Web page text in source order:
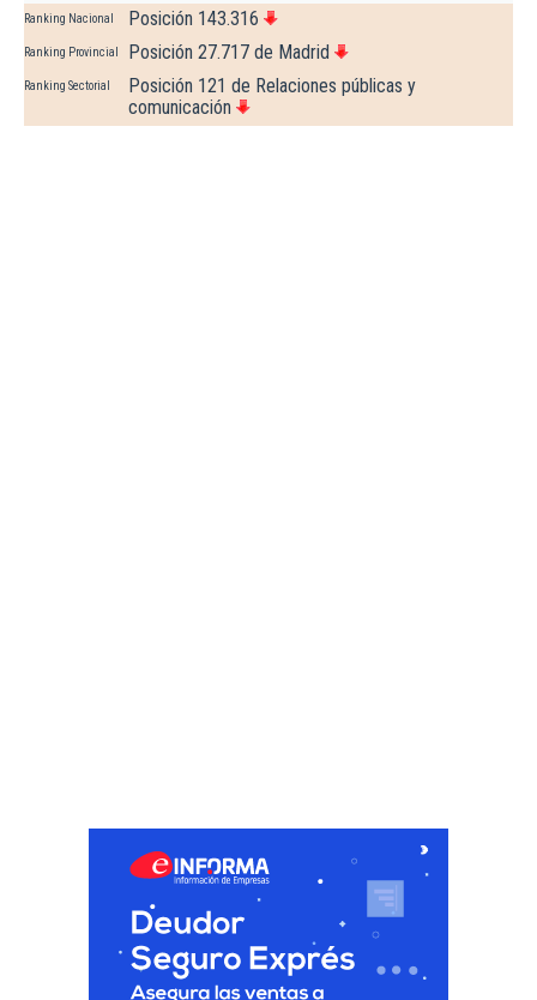
Ranking Nacional Posición 143.316
Ranking Provincial Posición 27.717 de Madrid
Ranking Sectorial
Posición 121 de Relaciones públicas y
comunicación